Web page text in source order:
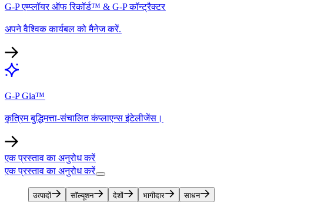
G-P एम्प्लॉयर ऑफ रिकॉर्ड™ & G-P कॉन्ट्रैक्टर​​
अपने वैश्विक कार्यबल को मैनेज करें.​​
G-P Gia™​​
कृत्रिम बुद्धिमत्ता-संचालित कंप्लाएन्स इंटेलीजेंस।​​
एक प्रस्ताव का अनुरोध करें​​
एक प्रस्ताव का अनुरोध करें​​
उत्पादों​​ सॉल्यूशन​​ देशों​​ भागीदार​​ साधन​​